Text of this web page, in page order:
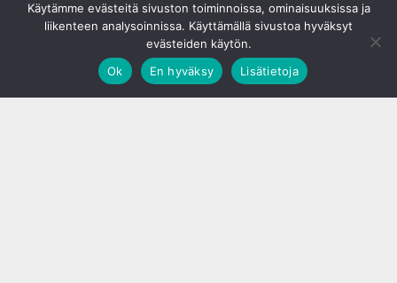
Käytämme evästeitä sivuston toiminnoissa, ominaisuuksissa ja
liikenteen analysoinnissa. Käyttämällä sivustoa hyväksyt
evästeiden käytön.
Ok
En hyväksy Lisätietoja